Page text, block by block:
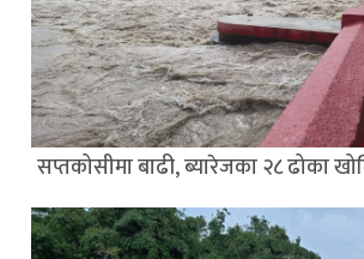
सप्तकोसीमा बाढी, ब्यारेजका २८ ढोका